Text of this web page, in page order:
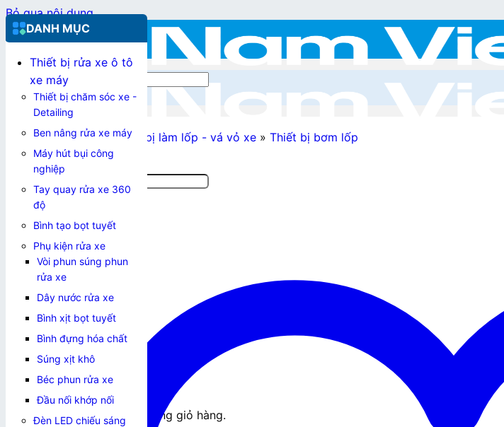
Bỏ qua nội dung
0967.355.653
Đăng nhập / Đăng ký
0 ₫
Chưa có sản phẩm trong giỏ hàng.
Tìm kiếm:
DANH MỤC
Thiết bị rửa xe ô tô
xe máy
Thiết bị chăm sóc xe -
Detailing
Ben nâng rửa xe máy
Máy hút bụi công
nghiệp
Tay quay rửa xe 360
độ
Bình tạo bọt tuyết
Phụ kiện rửa xe
Vòi phun súng phun
rửa xe
Dây nước rửa xe
Bình xịt bọt tuyết
Bình đựng hóa chất
Súng xịt khô
Béc phun rửa xe
Đầu nối khớp nối
Đèn LED chiếu sáng
Nam Việt Tek»Thiết bị làm lốp - vá vỏ xe » Thiết bị bơm lốp